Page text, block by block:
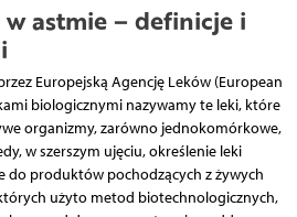
astmie – definicje i
Europejską Agencję Leków (European
biologicznymi nazywamy te leki, które
organizmy, zarówno jednokomórkowe,
w szerszym ujęciu, określenie leki
do produktów pochodzących z żywych
użyto metod biotechnologicznych,